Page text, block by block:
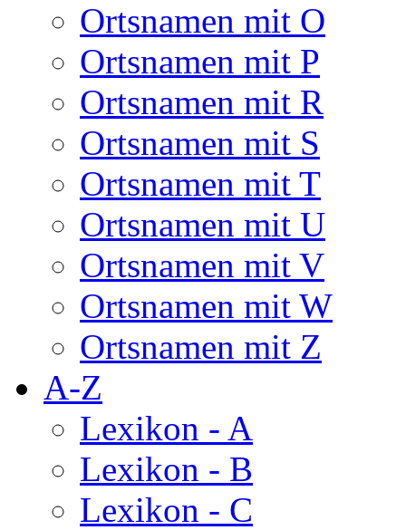
Ortsnamen mit O
Ortsnamen mit P
Ortsnamen mit R
Ortsnamen mit S
Ortsnamen mit T
Ortsnamen mit U
Ortsnamen mit V
Ortsnamen mit W
Ortsnamen mit Z
A-Z
Lexikon - A
Lexikon - B
Lexikon - C